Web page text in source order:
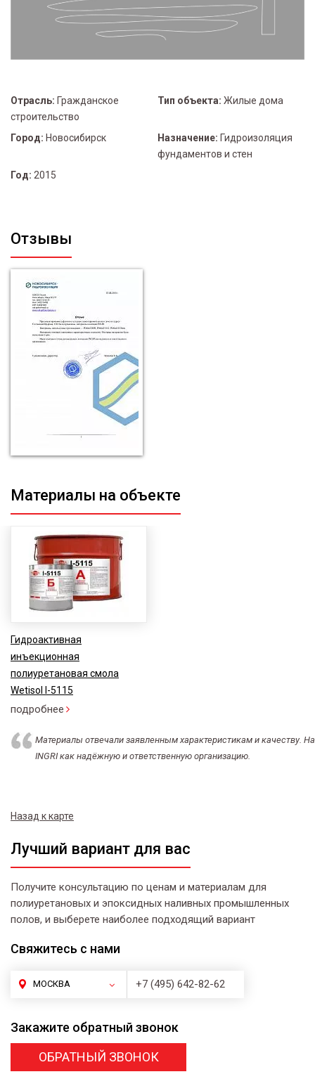
Отрасль: Гражданское
строительство
Тип объекта: Жилые дома
Город: Новосибирск Назначение: Гидроизоляция
фундаментов и стен
Год: 2015
Отзывы
Материалы на объекте
Гидроактивная
инъекционная
полиуретановая смола
Wetisol I-5115
подробнее
Материалы отвечали заявленным характеристикам и качеству.
INGRI как надёжную и ответственную организацию.
Назад к карте
Лучший вариант для вас
Получите консультацию по ценам и материалам для
полиуретановых и эпоксидных наливных промышленных
полов, и выберете наиболее подходящий вариант
Свяжитесь с нами
МОСКВА +7 (495) 642-82-62
Закажите обратный звонок
ОБРАТНЫЙ ЗВОНОК